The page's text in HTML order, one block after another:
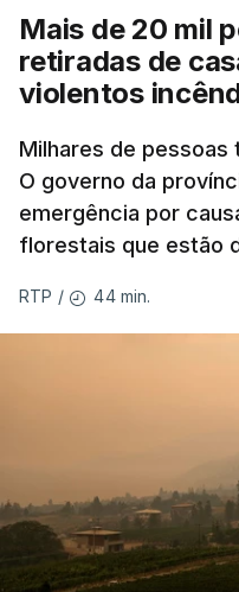
Mais de 20 mil
retiradas de
violentos
Milhares de pessoas
O governo da
emergência por
florestais que estão
RTP / 44 min.